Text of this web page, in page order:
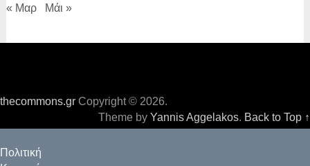
« Μαρ Μάι »
thecommons.gr Copyright © 2026.
Theme by Yannis Aggelakos. Back to Top ↑
Πολιτική